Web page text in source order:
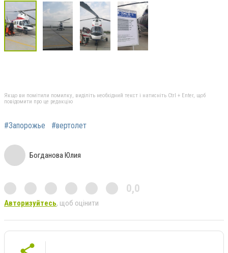
Якщо ви помітили помилку, виділіть необхідний текст і натисніть Ctrl + Enter, щоб
повідомити про це редакцію
#Запорожье #вертолет
Богданова Юлия
0,0
Авторизуйтесь, щоб оцінити